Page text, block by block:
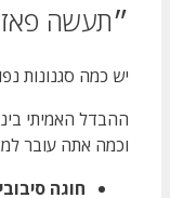
״תעשה
יש כמה סגנונות
ההבדל האמיתי
וכמה אתה עובר
חוגה